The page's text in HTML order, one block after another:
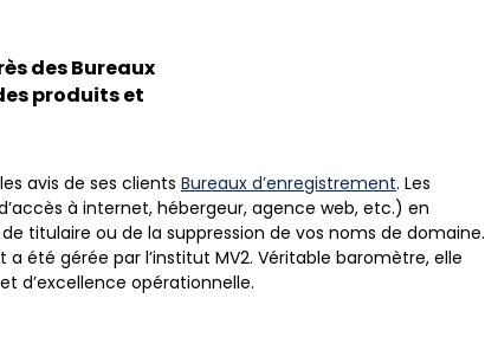
des Bureaux
produits et
avis de ses clients Bureaux d’enregistrement. Les
à internet, hébergeur, agence web, etc.) en
titulaire ou de la suppression de vos noms de domaine.
été gérée par l’institut MV2. Véritable baromètre, elle
d’excellence opérationnelle.